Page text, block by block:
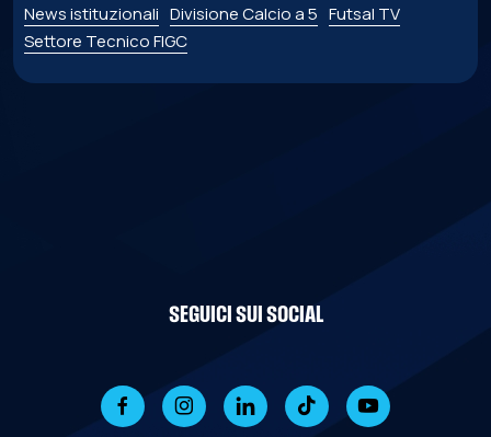
News istituzionali Divisione Calcio a 5 Futsal TV
Settore Tecnico FIGC
SEGUICI SUI SOCIAL